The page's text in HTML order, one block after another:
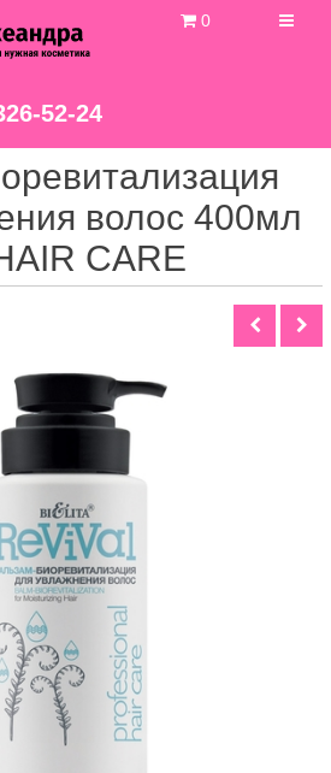
52-24
0
волос 400мл
CARE